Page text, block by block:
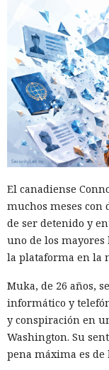
Las sanciones y
tecnológicas
estadounidenses
ahora un
inverso. La
anunció el inicio de
estadounidense
territorio del país,
informática crítica
El regulador no
sujetos a revisión,
vulnerabilidades ni
caso de detectarse
La decisión se
disputas
El canadiense
muchos meses con
de ser detenido y
uno de los
la plataforma en la
Muka, de 26 años,
informático y
y conspiración en
Washington. Su
pena máxima es de